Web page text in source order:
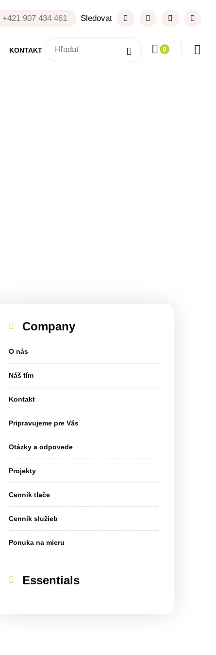
+421 907 434 461 Sledovat
KONTAKT 0
Company
O nás
Náš tím
Kontakt
Pripravujeme pre Vás
Otázky a odpovede
Projekty
Cenník tlače
Cenník služieb
Ponuka na mieru
Essentials